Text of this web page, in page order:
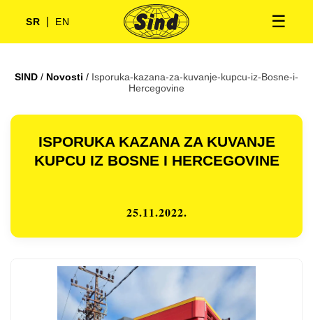
☰
SR EN
SIND / Novosti / Isporuka-kazana-za-kuvanje-kupcu-iz-Bosne-i-
Hercegovine
ISPORUKA KAZANA ZA KUVANJE
KUPCU IZ BOSNE I HERCEGOVINE
25.11.2022.